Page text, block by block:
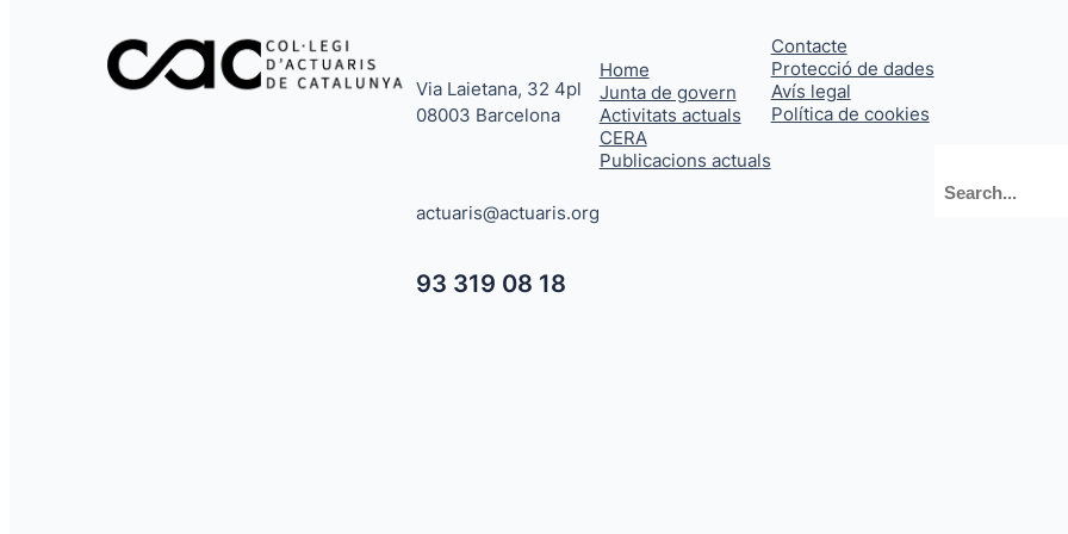
Via Laietana, 32 4pl
08003 Barcelona
actuaris@actuaris.org
93 319 08 18
Home
Junta de govern
Activitats actuals
CERA
Publicacions actuals
Contacte
Protecció de dades
Avís legal
Política de cookies